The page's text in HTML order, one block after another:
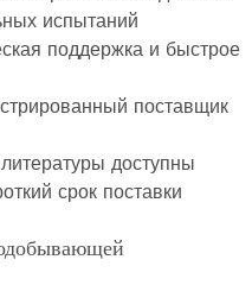
испытаний
поддержка и быстрое
поставщик
доступны
срок поставки